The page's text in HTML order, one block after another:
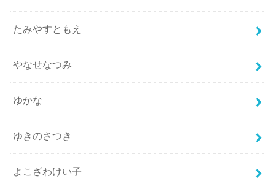
たみやすともえ
やなせなつみ
ゆかな
ゆきのさつき
よこざわけい子